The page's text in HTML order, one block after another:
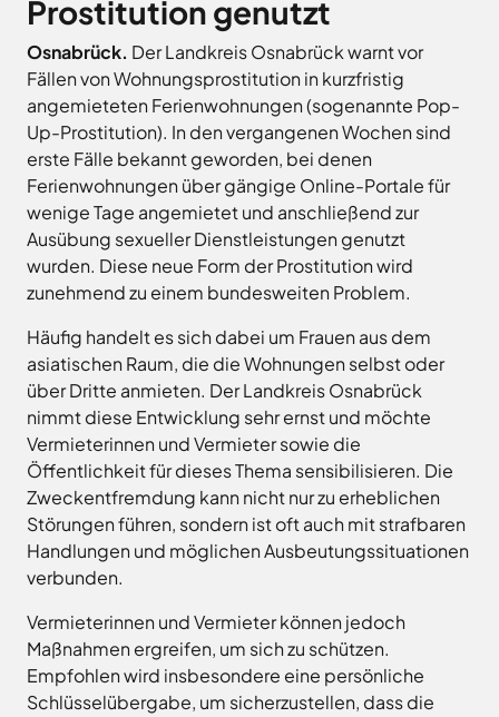
Prostitution genutzt
Osnabrück. Der Landkreis Osnabrück warnt vor
Fällen von Wohnungsprostitution in kurzfristig
angemieteten Ferienwohnungen (sogenannte Pop-
Up-Prostitution). In den vergangenen Wochen sind
erste Fälle bekannt geworden, bei denen
Ferienwohnungen über gängige Online-Portale für
wenige Tage angemietet und anschließend zur
Ausübung sexueller Dienstleistungen genutzt
wurden. Diese neue Form der Prostitution wird
zunehmend zu einem bundesweiten Problem.
Häufig handelt es sich dabei um Frauen aus dem
asiatischen Raum, die die Wohnungen selbst oder
über Dritte anmieten. Der Landkreis Osnabrück
nimmt diese Entwicklung sehr ernst und möchte
Vermieterinnen und Vermieter sowie die
Öffentlichkeit für dieses Thema sensibilisieren. Die
Zweckentfremdung kann nicht nur zu erheblichen
Störungen führen, sondern ist oft auch mit strafbaren
Handlungen und möglichen Ausbeutungssituationen
verbunden.
Vermieterinnen und Vermieter können jedoch
Maßnahmen ergreifen, um sich zu schützen.
Empfohlen wird insbesondere eine persönliche
Schlüsselübergabe, um sicherzustellen, dass die
Gesunde
Stunde
e.V.
Hafen
Wittlager
Land
GmbH
Kreismusikschule
Osnabrück
Landschaftsverband
Osnabrücker
MaßArbeit
Naturpark
TERRA.vita
Naturschutzstiftung
des
Landkreises
Osnabrück
Niedersächsische
Landgesellschaft
Osnabrücker
–
Entwicklungsgesellschaft
Planungsgesellschaft
Nahverkehr
Termine
sowie
Veranstaltungen
des
Landkreises
direkt
in
Ihr
Postfach
erhalten.
Newsletter
anmelden
Kreishaus
Osnabrück
Am
Schölerberg
1
49082
Osnabrück
Kontaktaufnahme
0541
5010
Montag - 8.00
16.00
Uhr
Donnerstag8.00
-
17.30
Uhr
Freitag 8.00
-
12.00
(nur
Zulassungsstelle!)
Landkreises
aus,
um
auf
die
jeweilige
Website
zu
gelangen.
Zur
Website
der
Osnabrück
.
Artland
Bad
Essen
Bad
Iburg
Bad
Laer
Bad
Rothenfelde